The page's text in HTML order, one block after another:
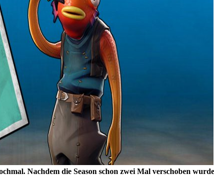
Nachdem die Season schon zwei Mal verschoben